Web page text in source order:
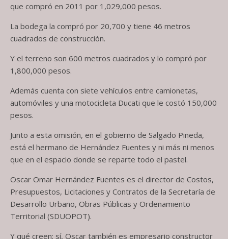
que compró en 2011 por 1,029,000 pesos.
La bodega la compró por 20,700 y tiene 46 metros
cuadrados de construcción.
Y el terreno son 600 metros cuadrados y lo compró por
1,800,000 pesos.
Además cuenta con siete vehículos entre camionetas,
automóviles y una motocicleta Ducati que le costó 150,000
pesos.
Junto a esta omisión, en el gobierno de Salgado Pineda,
está el hermano de Hernández Fuentes y ni más ni menos
que en el espacio donde se reparte todo el pastel.
Oscar Omar Hernández Fuentes es el director de Costos,
Presupuestos, Licitaciones y Contratos de la Secretaría de
Desarrollo Urbano, Obras Públicas y Ordenamiento
Territorial (SDUOPOT).
Y qué creen: sí, Oscar también es empresario constructor